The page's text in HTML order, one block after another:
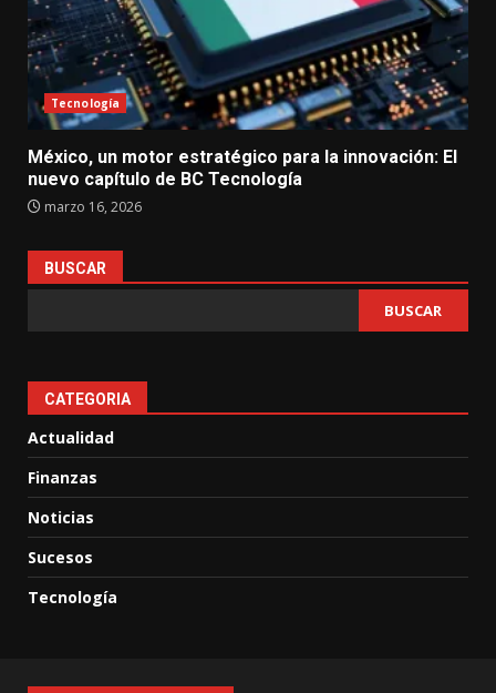
Tecnología
México, un motor estratégico para la innovación: El
nuevo capítulo de BC Tecnología
marzo 16, 2026
BUSCAR
BUSCAR
CATEGORIA
Actualidad
Finanzas
Noticias
Sucesos
Tecnología